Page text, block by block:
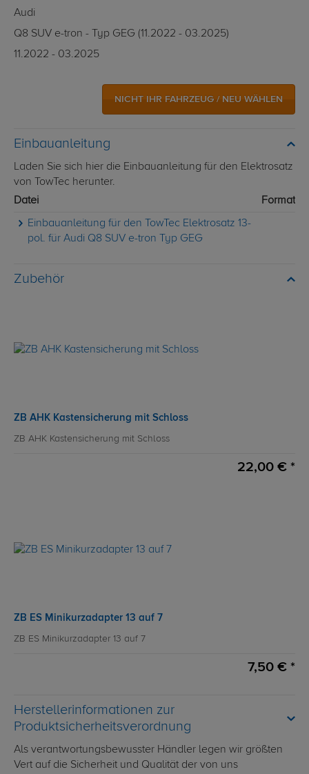
Audi
Q8 SUV e-tron - Typ GEG (11.2022 - 03.2025)
11.2022 - 03.2025
NICHT IHR FAHRZEUG / NEU WÄHLEN
Einbauanleitung
Laden Sie sich hier die Einbauanleitung für den Elektrosatz
von TowTec herunter.
Datei
Format
Einbauanleitung für den TowTec Elektrosatz 13-
pol. für Audi Q8 SUV e-tron Typ GEG
Zubehör
ZB AHK Kastensicherung mit Schloss
ZB AHK Kastensicherung mit Schloss
22,00 € *
ZB ES Minikurzadapter 13 auf 7
ZB ES Minikurzadapter 13 auf 7
7,50 € *
Herstellerinformationen zur
Produktsicherheitsverordnung
Als verantwortungsbewusster Händler legen wir größten
Vert auf die Sicherheit und Qualität der von uns